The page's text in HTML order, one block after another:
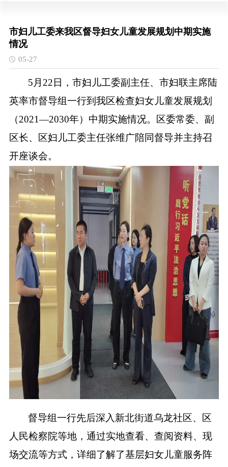
市妇儿工委来我区督导妇女儿童发展规划中期实施
情况
05-27
5月22日，市妇儿工委副主任、市妇联主席陆
英率市督导组一行到我区检查妇女儿童发展规划
（2021—2030年）中期实施情况。区委常委、副
区长、区妇儿工委主任张维广陪同督导并主持召
开座谈会。
督导组一行先后深入新北街道乌龙社区、区
人民检察院等地，通过实地查看、查阅资料、现
场交流等方式，详细了解了基层妇女儿童服务阵